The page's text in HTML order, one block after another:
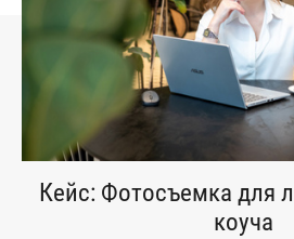
Кейс: Фотосъемка для
коуча